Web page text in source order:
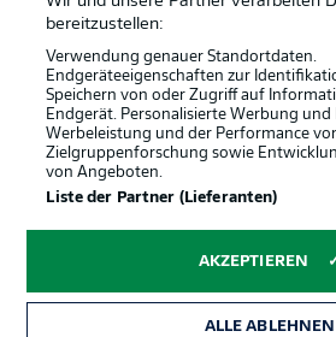
© 2026 Bundesliga-
Sprachauswahl
bereitzustellen:
Verwendung genauer Standortdaten.
Endgeräteeigenschaften zur
Speichern von oder Zugriff auf
Endgerät. Personalisierte Werbung
Werbeleistung und der Performance
Zielgruppenforschung sowie
von Angeboten.
Liste der Partner (Lieferanten)
AKZEPTIEREN
ALLE ABLEHNEN